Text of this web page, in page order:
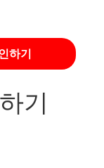
하기
기